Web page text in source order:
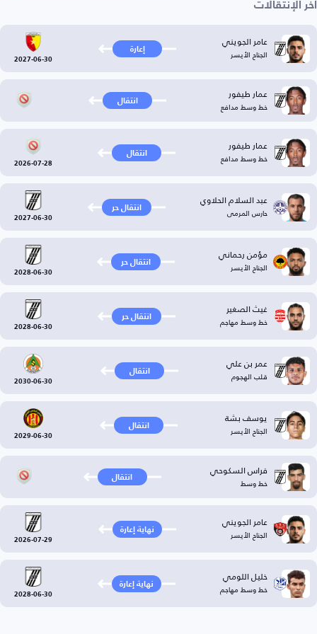
آخر الإنتقالات
عامر الجويني
الجناح الأيسر إعارة
2027-06-30
عمار طيفور
خط وسط مدافع انتقال
عمار طيفور
خط وسط مدافع انتقال
2026-07-28
عبد السلام الحلاوي
حارس المرمى انتقال حر
2027-06-30
مؤمن رحماني
الجناح الأيسر انتقال حر
2028-06-30
غيث الصغير
خط وسط مهاجم انتقال حر
2028-06-30
عمر بن علي
قلب الهجوم انتقال
2030-06-30
يوسف بشة
الجناح الأيسر انتقال
2029-06-30
فراس السكوحي
خط وسط انتقال
عامر الجويني
الجناح الأيسر نهاية إعارة
2026-07-29
خليل اللومي
خط وسط مهاجم نهاية إعارة
2028-06-30